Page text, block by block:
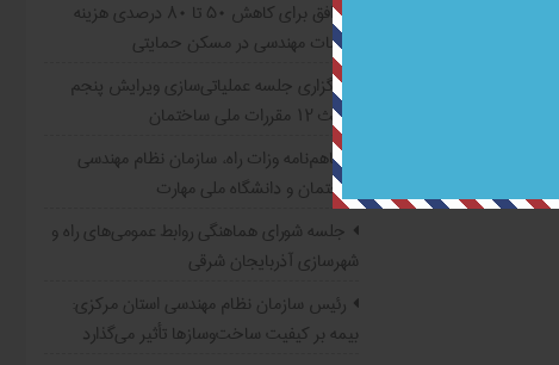
توافق برای کاهش ۵۰ تا ۸۰ درصدی هزینه
خدمات مهندسی در مسکن حمایتی
برگزاری جلسه عملیاتی‌سازی ویرایش پنجم
مبحث ۱۲ مقررات ملی ساختمان
تفاهم‌نامه وزات راه، سازمان نظام مهندسی
ساختمان و دانشگاه ملی مهارت
جلسه شورای هماهنگی روابط عمومی‌های راه و
شهرسازی آذربایجان شرقی
رئیس سازمان نظام مهندسی استان مرکزی:
بیمه بر کیفیت ساخت‌وسازها تأثیر می‌گذارد